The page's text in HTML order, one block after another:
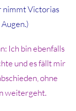
nimmt Victorias
Ich bin ebenfalls
und es fällt mir
ohne
weitergeht.